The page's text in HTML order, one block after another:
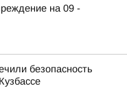
на 09 -
безопасность